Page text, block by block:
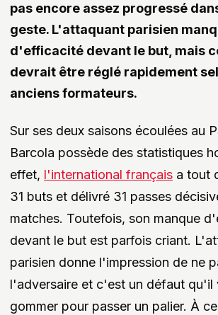
pas encore assez progressé
geste. L'attaquant parisien
d'efficacité devant le but, mais
devrait être réglé rapidement
anciens formateurs.
Sur ses deux saisons écoulées au
Barcola possède des statistiques
effet, l'international français a tout
31 buts et délivré 31 passes
matches. Toutefois, son manque
devant le but est parfois criant.
parisien donne l'impression de ne
l'adversaire et c'est un défaut qu'il
gommer pour passer un palier. À